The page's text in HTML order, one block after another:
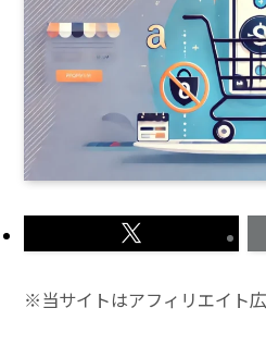
※当サイトはアフィリエイト広